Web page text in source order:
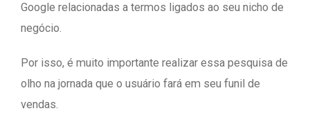
Google relacionadas a termos ligados ao seu nicho de
negócio.
Por isso, é muito importante realizar essa pesquisa de
olho na jornada que o usuário fará em seu funil de
vendas.